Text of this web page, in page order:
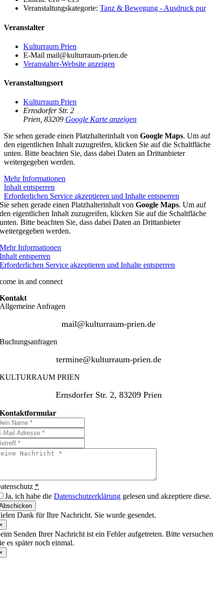
Veranstaltungskategorie: Tanz & Bewegung - Ausdruck pur
Veranstalter
Kulturraum Prien
E-Mail mail@kulturraum-prien.de
Veranstalter-Website anzeigen
Veranstaltungsort
Kulturraum Prien
Ernsdorfer Str. 2
Prien 83209 Google Karte anzeigen
Sie sehen gerade einen Platzhalterinhalt von Google Maps. Um auf
den eigentlichen Inhalt zuzugreifen, klicken Sie auf die Schaltfläche
unten. Bitte beachten Sie, dass dabei Daten an Drittanbieter
weitergegeben werden.
Mehr Informationen
Inhalt entsperren
Erforderlichen Service akzeptieren und Inhalte entsperren
Sie sehen gerade einen Platzhalterinhalt vonGoogle Maps. Um auf
den eigentlichen Inhalt zuzugreifen, klicken Sie auf die Schaltfläche
unten. Bitte beachten Sie, dass dabei Daten an Drittanbieter
weitergegeben werden.
Mehr Informationen
Inhalt entsperren
Erforderlichen Service akzeptieren und Inhalte entsperren
come in and connect
Kontakt
Allgemeine Anfragen
mail@kulturraum-prien.de
Buchungsanfragen
termine@kulturraum-prien.de
KULTURRAUM PRIEN
Ernsdorfer Str. 2, 83209 Prien
Kontaktformular
*
Ja, ich habe dieDatenschutzerklärung gelesen und akzeptiere diese.
Dank für Ihre Nachricht. Sie wurde gesendet.
Senden Ihrer Nachricht ist ein Fehler aufgetreten. Bitte versuchen
es später noch einmal.